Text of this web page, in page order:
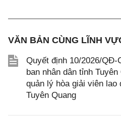
VĂN BẢN CÙNG LĨNH
Quyết định 10/2026/QĐ-
ban nhân dân tỉnh
quản lý hòa giải viên lao
Tuyên Quang